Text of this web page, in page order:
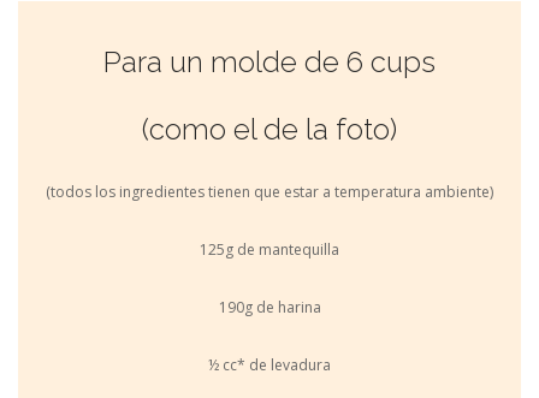
Para un molde de 6 cups
(como el de la foto)
(todos los ingredientes tienen que estar a temperatura ambiente)
125g de mantequilla
190g de harina
½ cc* de levadura